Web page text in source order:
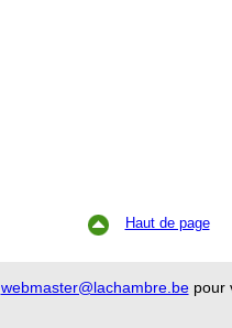
Haut de page
webmaster@lachambre.bepour